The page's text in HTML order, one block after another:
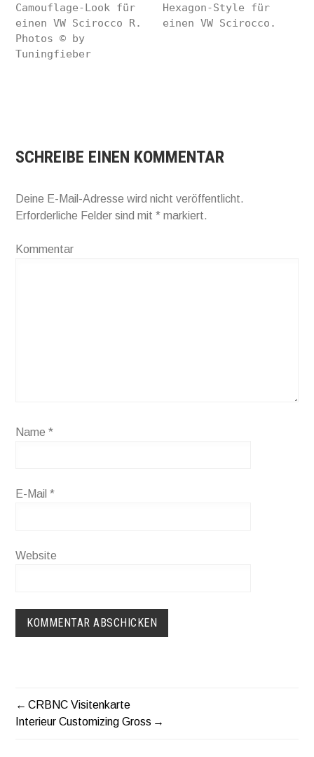
Camouflage-Look für
einen VW Scirocco R.
Photos © by
Tuningfieber
Hexagon-Style für
einen VW Scirocco.
SCHREIBE EINEN KOMMENTAR
Deine E-Mail-Adresse wird nicht veröffentlicht.
Erforderliche Felder sind mit* markiert.
Kommentar
Name*
E-Mail*
Website
BEITRAGS-
CRBNC Visitenkarte
Interieur Customizing Gross